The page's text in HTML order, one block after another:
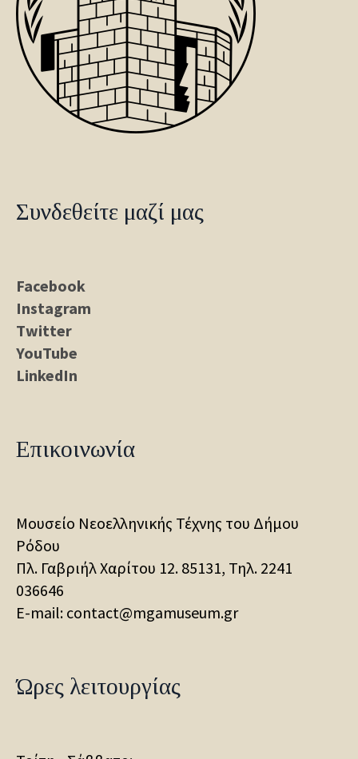
Συνδεθείτε μαζί μας
Facebook
Instagram
Twitter
YouTube
LinkedIn
Επικοινωνία
Μουσείο Νεοελληνικής Τέχνης του Δήμου
Ρόδου
Πλ. Γαβριήλ Χαρίτου 12. 85131, Τηλ. 2241
036646
E-mail: contact@mgamuseum.gr
Ώρες λειτουργίας